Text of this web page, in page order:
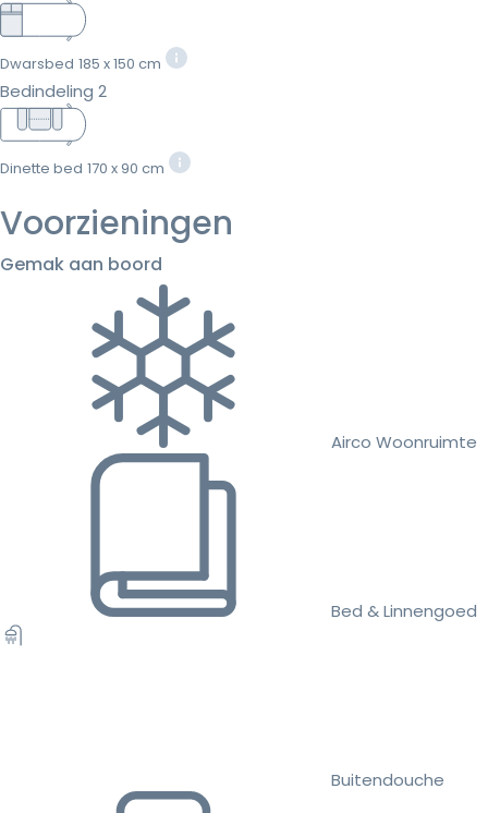
Dwarsbed 185 x 150 cm
Bedindeling 2
Dinette bed 170 x 90 cm
Voorzieningen
Gemak aan boord
Airco Woonruimte
Bed & Linnengoed
Buitendouche